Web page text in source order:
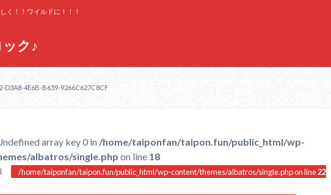
ク♪
く！！ワイルドに！！！
D3A8-4E6B-B659-9266C627C8CF
array key 0 in /home/taiponfan/taipon.fun/public_html/wp-
albatros/single.php on line 18
/home/taiponfan/taipon.fun/public_html/wp-content/themes/albatros/single.php on line22